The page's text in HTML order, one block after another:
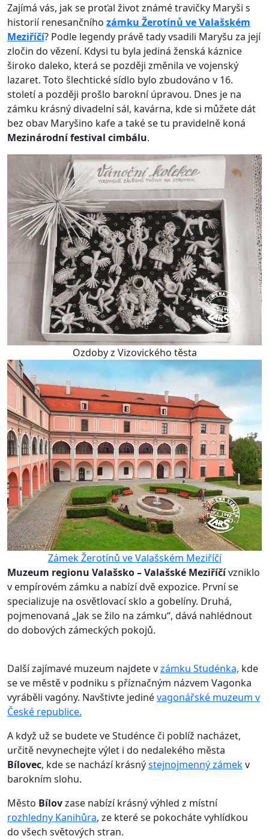
Zajímá vás, jak se proťal život známé travičky Maryši s
historií renesančního zámku Žerotínů ve Valašském
Meziříčí? Podle legendy právě tady vsadili Maryšu za její
zločin do vězení. Kdysi tu byla jediná ženská káznice
široko daleko, která se později změnila ve vojenský
lazaret. Toto šlechtické sídlo bylo zbudováno v 16.
století a později prošlo barokní úpravou. Dnes je na
zámku krásný divadelní sál, kavárna, kde si můžete dát
bez obav Maryšino kafe a také se tu pravidelně koná
Mezinárodní festival cimbálu.
Ozdoby z Vizovického těsta
Zámek Žerotínů ve Valašském Meziříčí
Muzeum regionu Valašsko – Valašské Meziříčívzniklo
v empírovém zámku a nabízí dvě expozice. První se
specializuje na osvětlovací sklo a gobelíny. Druhá,
pojmenovaná „Jak se žilo na zámku“, dává nahlédnout
do dobových zámeckých pokojů.
Další zajímavé muzeum najdete vzámku Studénka, kde
se ve městě v podniku s příznačným názvem Vagonka
vyráběli vagóny. Navštivte jedinévagonářské muzeum v
České republice.
A když už se budete ve Studénce či poblíž nacházet,
určitě nevynechejte výlet i do nedalekého města
Bílovec, kde se nachází krásnýstejnojmenný zámekv
barokním slohu.
Město Bílovzase nabízí krásný výhled z místní
rozhledny Kanihůra, ze které se pokocháte vyhlídkou
do všech světových stran.